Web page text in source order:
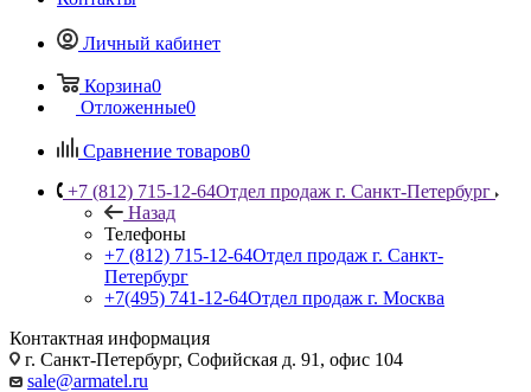
Личный кабинет
Корзина0
Отложенные0
Сравнение товаров0
+7 (812) 715-12-64Отдел продаж г. Санкт-Петербург
Назад
Телефоны
+7 (812) 715-12-64Отдел продаж г. Санкт-
Петербург
+7(495) 741-12-64Отдел продаж г. Москва
Контактная информация
г. Санкт-Петербург, Софийская д. 91, офис 104
sale@armatel.ru